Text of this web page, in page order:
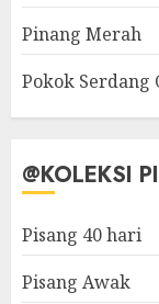
Pinang Merah
Pokok Serdang
@KOLEKSI
Pisang 40 hari
Pisang Awak